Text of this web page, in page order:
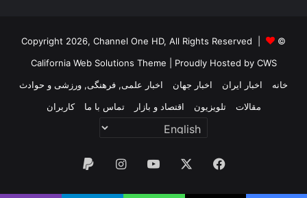
© Copyright 2026, Channel One HD, All Rights Reserved |
California Web Solutions Theme | Proudly Hosted by CWS
خانه
اخبار ایران اخبار جهان
اخبار علمی, فرهنگی, ورزشی و حوادث
مقالات
تلویزیون اقتصاد و بازار تماس با ما کاربران
فیس یوتیوباینستاگرامپی‌پال